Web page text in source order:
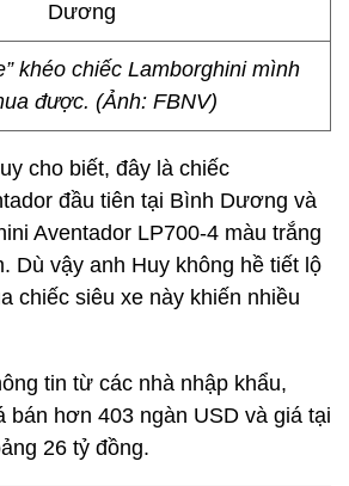
khéo chiếc Lamborghini mình
được. (Ảnh: FBNV)
cho biết, đây là chiếc
đầu tiên tại Bình Dương và
Aventador LP700-4 màu trắng
Dù vậy anh Huy không hề tiết lộ
chiếc siêu xe này khiến nhiều
tin từ các nhà nhập khẩu,
bán hơn 403 ngàn USD và giá tại
26 tỷ đồng.